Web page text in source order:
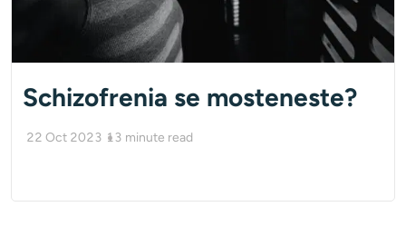
Schizofrenia se mosteneste?
22 Oct 2023 13 minute read